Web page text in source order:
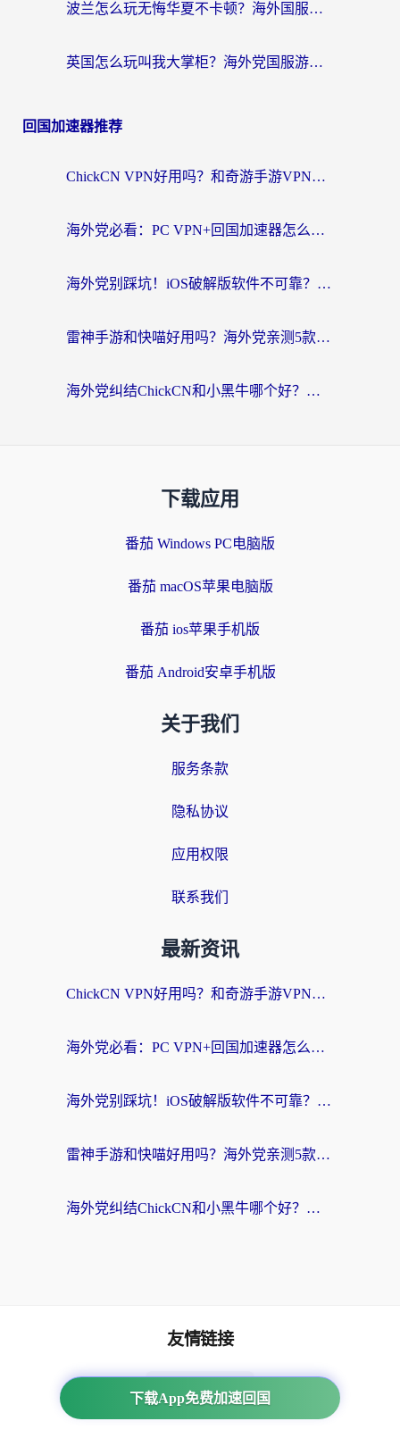
波兰怎么玩无悔华夏不卡顿？海外国服游戏加速器终极指南（附征途2萤火突击解决方案）
英国怎么玩叫我大掌柜？海外党国服游戏加速避坑指南（附实测推荐）
回国加速器推荐
ChickCN VPN好用吗？和奇游手游VPN对比哪个回国效果更好？海外党亲测实用指南
海外党必看：PC VPN+回国加速器怎么选？无缝访问国内资源全攻略
海外党别踩坑！iOS破解版软件不可靠？教你选对回国加速器无缝看国内资源
雷神手游和快喵好用吗？海外党亲测5款回国加速器，附斧牛Bling对比+微信视频号解决办法
海外党纠结ChickCN和小黑牛哪个好？一篇帮你选对回国加速器的实用指南
下载应用
番茄 Windows PC电脑版
番茄 macOS苹果电脑版
番茄 ios苹果手机版
番茄 Android安卓手机版
关于我们
服务条款
隐私协议
应用权限
联系我们
最新资讯
ChickCN VPN好用吗？和奇游手游VPN对比哪个回国效果更好？海外党亲测实用指南
海外党必看：PC VPN+回国加速器怎么选？无缝访问国内资源全攻略
海外党别踩坑！iOS破解版软件不可靠？教你选对回国加速器无缝看国内资源
雷神手游和快喵好用吗？海外党亲测5款回国加速器，附斧牛Bling对比+微信视频号解决办法
海外党纠结ChickCN和小黑牛哪个好？一篇帮你选对回国加速器的实用指南
下载App免费加速回国
友情链接
海外回国加速器